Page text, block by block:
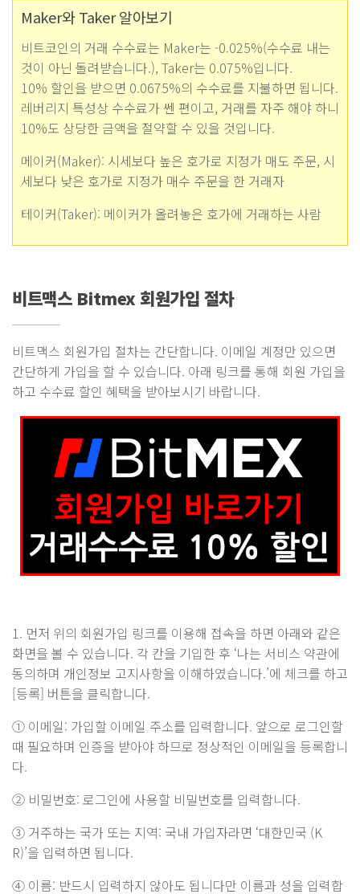
Maker와 Taker 알아보기
비트코인의 거래 수수료는 Maker는 -0.025%(수수료 내는
것이 아닌 돌려받습니다.), Taker는 0.075%입니다.
10% 할인을 받으면 0.0675%의 수수료를 지불하면 됩니다.
레버리지 특성상 수수료가 쎈 편이고, 거래를 자주 해야 하니
10%도 상당한 금액을 절약할 수 있을 것입니다.
메이커(Maker): 시세보다 높은 호가로 지정가 매도 주문, 시
세보다 낮은 호가로 지정가 매수 주문을 한 거래자
테이커(Taker): 메이커가 올려놓은 호가에 거래하는 사람
비트맥스 Bitmex 회원가입 절차
비트맥스 회원가입 절차는 간단합니다. 이메일 계정만 있으면
간단하게 가입을 할 수 있습니다. 아래 링크를 통해 회원 가입을
하고 수수료 할인 혜택을 받아보시기 바랍니다.
1. 먼저 위의 회원가입 링크를 이용해 접속을 하면 아래와 같은
화면을 볼 수 있습니다. 각 칸을 기입한 후 ‘나는 서비스 약관에
동의하며 개인정보 고지사항을 이해하였습니다.’에 체크를 하고
[등록] 버튼을 클릭합니다.
① 이메일: 가입할 이메일 주소를 입력합니다. 앞으로 로그인할
때 필요하며 인증을 받아야 하므로 정상적인 이메일을 등록합니
다.
② 비밀번호: 로그인에 사용할 비밀번호를 입력합니다.
③ 거주하는 국가 또는 지역: 국내 가입자라면 ‘대한민국 (K
R)’을 입력하면 됩니다.
④ 이름: 반드시 입력하지 않아도 됩니다만 이름과 성을 입력합